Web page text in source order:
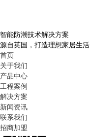
智能防潮技术解决方案
源自英国，打造理想家居生活
首页
关于我们
产品中心
工程案例
解决方案
新闻资讯
联系我们
招商加盟